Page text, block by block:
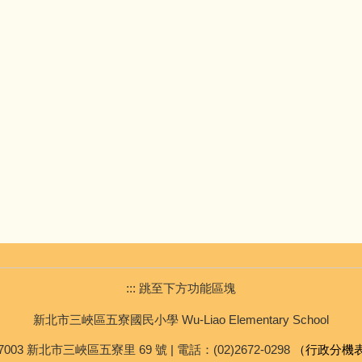
::: 跳至下方功能區塊
新北市三峽區五寮國民小學 Wu-Liao Elementary School
新北市三峽區五寮里 69 號 | 電話：(02)2672-0298 （行政分機